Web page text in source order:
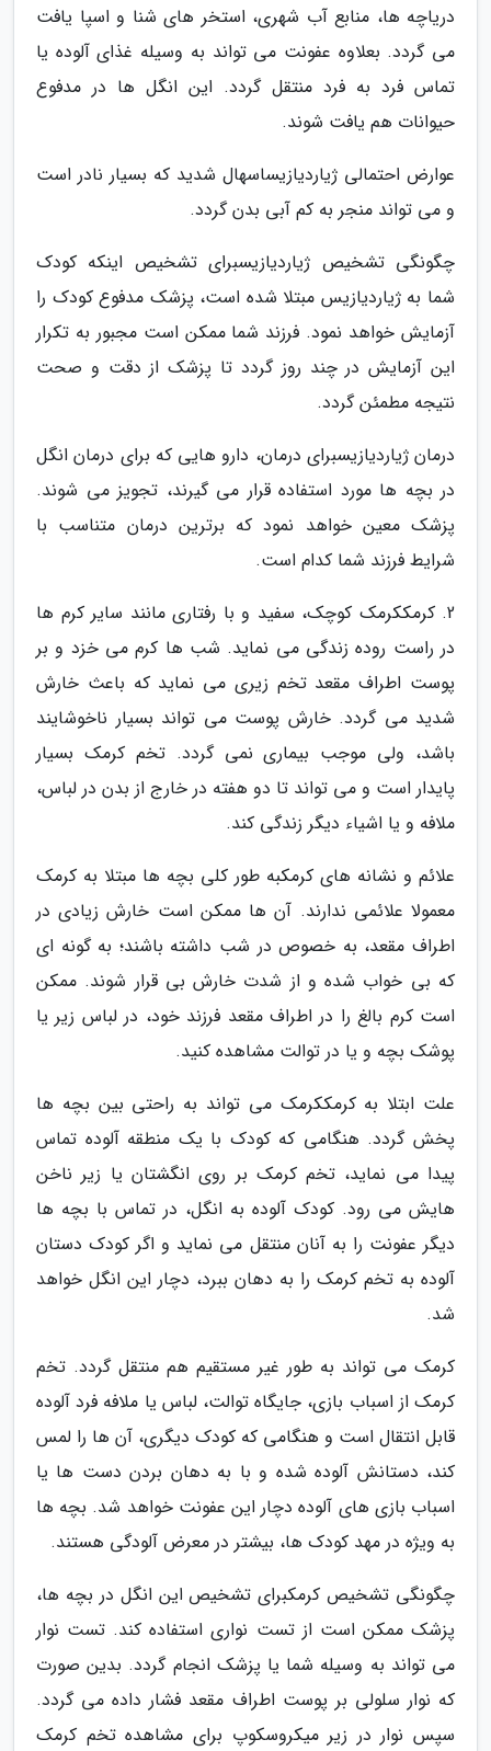
دریاچه ها، منابع آب شهری، استخر های شنا و اسپا یافت
می گردد. بعلاوه عفونت می تواند به وسیله غذای آلوده یا
تماس فرد به فرد منتقل گردد. این انگل ها در مدفوع
حیوانات هم یافت شوند.
عوارض احتمالی ژیاردیازیساسهال شدید که بسیار نادر است
و می تواند منجر به کم آبی بدن گردد.
چگونگی تشخیص ژیاردیازیسبرای تشخیص اینکه کودک
شما به ژیاردیازیس مبتلا شده است، پزشک مدفوع کودک را
آزمایش خواهد نمود. فرزند شما ممکن است مجبور به تکرار
این آزمایش در چند روز گردد تا پزشک از دقت و صحت
نتیجه مطمئن گردد.
درمان ژیاردیازیسبرای درمان، دارو هایی که برای درمان انگل
در بچه ها مورد استفاده قرار می گیرند، تجویز می شوند.
پزشک معین خواهد نمود که برترین درمان متناسب با
شرایط فرزند شما کدام است.
2. کرمککرمک کوچک، سفید و با رفتاری مانند سایر کرم ها
در راست روده زندگی می نماید. شب ها کرم می خزد و بر
پوست اطراف مقعد تخم زیری می نماید که باعث خارش
شدید می گردد. خارش پوست می تواند بسیار ناخوشایند
باشد، ولی موجب بیماری نمی گردد. تخم کرمک بسیار
پایدار است و می تواند تا دو هفته در خارج از بدن در لباس،
ملافه و یا اشیاء دیگر زندگی کند.
علائم و نشانه های کرمکبه طور کلی بچه ها مبتلا به کرمک
معمولا علائمی ندارند. آن ها ممکن است خارش زیادی در
اطراف مقعد، به خصوص در شب داشته باشند؛ به گونه ای
که بی خواب شده و از شدت خارش بی قرار شوند. ممکن
است کرم بالغ را در اطراف مقعد فرزند خود، در لباس زیر یا
پوشک بچه و یا در توالت مشاهده کنید.
علت ابتلا به کرمککرمک می تواند به راحتی بین بچه ها
پخش گردد. هنگامی که کودک با یک منطقه آلوده تماس
پیدا می نماید، تخم کرمک بر روی انگشتان یا زیر ناخن
هایش می رود. کودک آلوده به انگل، در تماس با بچه ها
دیگر عفونت را به آنان منتقل می نماید و اگر کودک دستان
آلوده به تخم کرمک را به دهان ببرد، دچار این انگل خواهد
شد.
کرمک می تواند به طور غیر مستقیم هم منتقل گردد. تخم
کرمک از اسباب بازی، جایگاه توالت، لباس یا ملافه فرد آلوده
قابل انتقال است و هنگامی که کودک دیگری، آن ها را لمس
کند، دستانش آلوده شده و با به دهان بردن دست ها یا
اسباب بازی های آلوده دچار این عفونت خواهد شد. بچه ها
به ویژه در مهد کودک ها، بیشتر در معرض آلودگی هستند.
چگونگی تشخیص کرمکبرای تشخیص این انگل در بچه ها،
پزشک ممکن است از تست نواری استفاده کند. تست نوار
می تواند به وسیله شما یا پزشک انجام گردد. بدین صورت
که نوار سلولی بر پوست اطراف مقعد فشار داده می گردد.
سپس نوار در زیر میکروسکوپ برای مشاهده تخم کرمک